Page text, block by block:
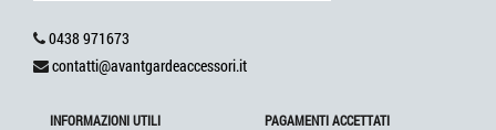
0438 971673
contatti@avantgardeaccessori.it
INFORMAZIONI UTILI PAGAMENTI ACCETTATI